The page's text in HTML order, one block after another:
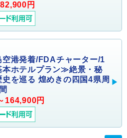
円
港発着/FDAチャーター/1
本ホテルプラン≫絶景・秘
史を巡る 煌めきの四国4県周
164,900円